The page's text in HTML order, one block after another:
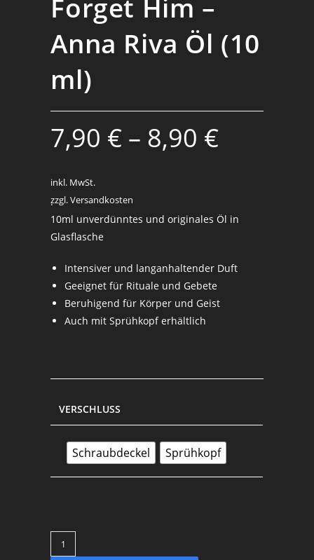
Forget Him –
Anna Riva Öl (10
ml)
7,90 € – 8,90 €
inkl. MwSt.
zzgl. Versandkosten
.
10ml unverdünntes und originales Öl in
Glasflasche
Intensiver und langanhaltender Duft
Geeignet für Rituale und Gebete
Beruhigend für Körper und Geist
Auch mit Sprühkopf erhältlich
VERSCHLUSS
Schraubdeckel Sprühkopf